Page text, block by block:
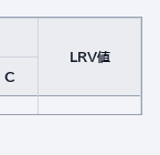
LRV値
C